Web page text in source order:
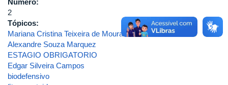
Número:
2
Tópicos:
Mariana Cristina Teixeira de Moura
Alexandre Souza Marquez
ESTAGIO OBRIGATORIO
Edgar Silveira Campos
biodefensivo